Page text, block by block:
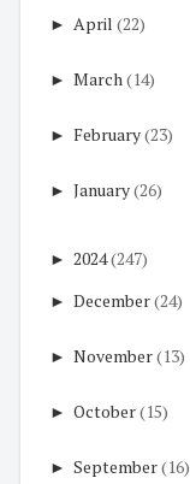
► April (22)
► March(14)
► February(23)
► January(26)
► 2024(247)
► December(24)
► November(13)
► October(15)
► September(16)